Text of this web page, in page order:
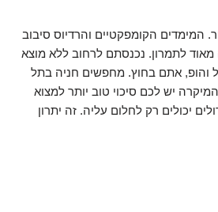
המימדים הקומפקטיים והרדיוס סיבוב
לתמרון. נכנסתם לרחוב ללא מוצא
והופ, אתם בחוץ. מחפשים חניה בתל
יש לכם סיכוי טוב יותר למצוא
יכולים רק לחלום עליה. זה יתרון